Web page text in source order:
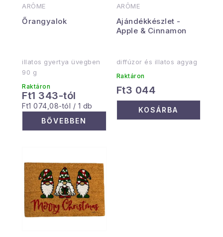
ARÔME
Őrangyalok
illatos gyertya üvegben
90 g
Raktáron
Ft1 343-tól
Egységár:
Ft1 074,08-tól / 1 db
BŐVEBBEN
ARÔME
Ajándékkészlet -
Apple & Cinnamon
diffúzor és illatos agyag
Raktáron
Ft3 044
KOSÁRBA